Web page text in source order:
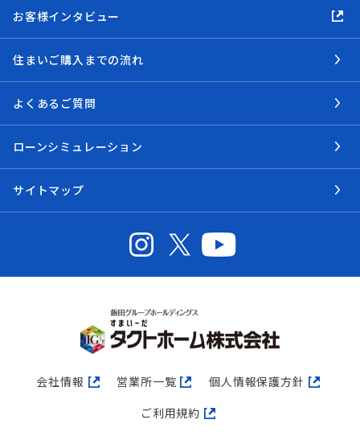
お客様インタビュー
住まいご購入までの流れ
よくあるご質問
ローンシミュレーション
サイトマップ
会社情報 営業所一覧 個人情報保護方針
ご利用規約